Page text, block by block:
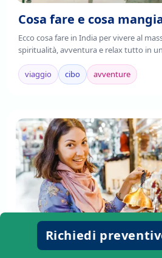
Cosa fare e cosa
Ecco cosa fare in India per vivere al
spiritualità, avventura e relax tutto in
viaggio cibo avventure
Turchia Cosa
Richiedi